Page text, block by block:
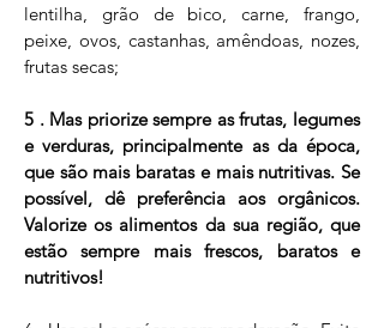
lentilha, grão de bico, carne, frango,
peixe, ovos, castanhas, amêndoas, nozes,
frutas secas;
5 . Mas priorize sempre as frutas, legumes
e verduras, principalmente as da época,
que são mais baratas e mais nutritivas. Se
possível, dê preferência aos orgânicos.
Valorize os alimentos da sua região, que
estão sempre mais frescos, baratos e
nutritivos!